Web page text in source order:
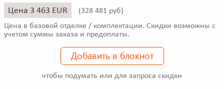
Цена 3 463 EUR (328 481 руб)
Цена в базовой отделке / комплектации. Скидки возможны с
учетом суммы заказа и предоплаты.
Добавить в блокнот
чтобы подумать или для запроса скидки